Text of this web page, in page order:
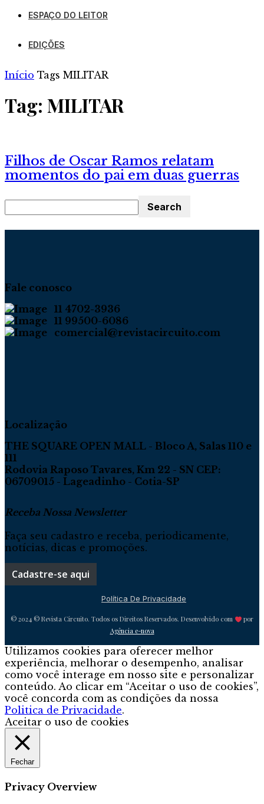
ESPAÇO DO LEITOR
EDIÇÕES
Início Tags MILITAR
Tag: MILITAR
Filhos de Oscar Ramos relatam
momentos do pai em duas guerras
Fale conosco
11 4702-3936
11 99500-6086
comercial@revistacircuito.com
Localização
THE SQUARE OPEN MALL - Bloco A, Salas 110 e
111
Rodovia Raposo Tavares, Km 22 - SN CEP:
06709015 - Lageadinho - Cotia-SP
Receba Nossa Newsletter
Faça seu cadastro e receba, periodicamente,
notícias, dicas e promoções.
Cadastre-se aqui
Política De Privacidade
© 2024 © Revista Circuito. Todos os Direitos Reservados. Desenvolvido com
por
Agência e-nova
Utilizamos cookies para oferecer melhor
experiência, melhorar o desempenho, analisar
como você interage em nosso site e personalizar
conteúdo. Ao clicar em “Aceitar o uso de cookies”,
você concorda com as condições da nossa
Politica de Privacidade.
Aceitar o uso de cookies
Fechar
Privacy Overview